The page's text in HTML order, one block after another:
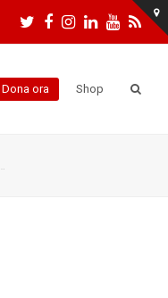
Twitter
Facebook
Instagram
LinkedIn
Dona ora Shop